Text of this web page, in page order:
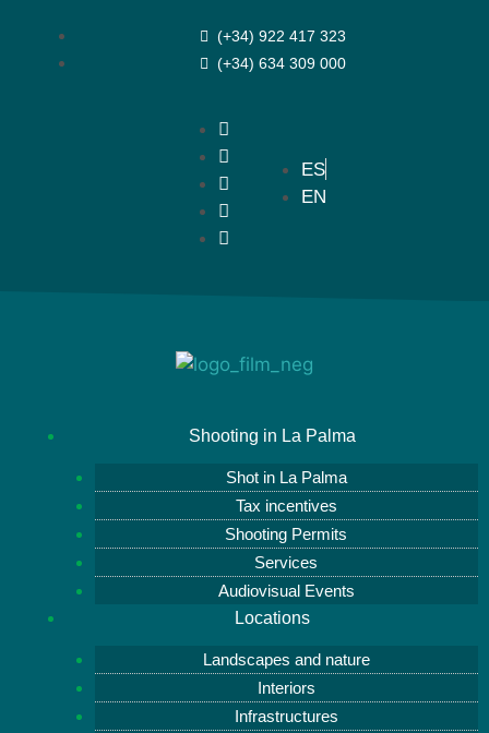
(+34) 922 417 323
(+34) 634 309 000
ES
EN
Shooting in La Palma
Shot in La Palma
Tax incentives
Shooting Permits
Services
Audiovisual Events
Locations
Landscapes and nature
Interiors
Infrastructures